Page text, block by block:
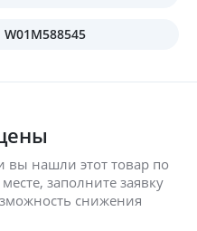
вы нашли этот товар по
заполните заявку
снижения